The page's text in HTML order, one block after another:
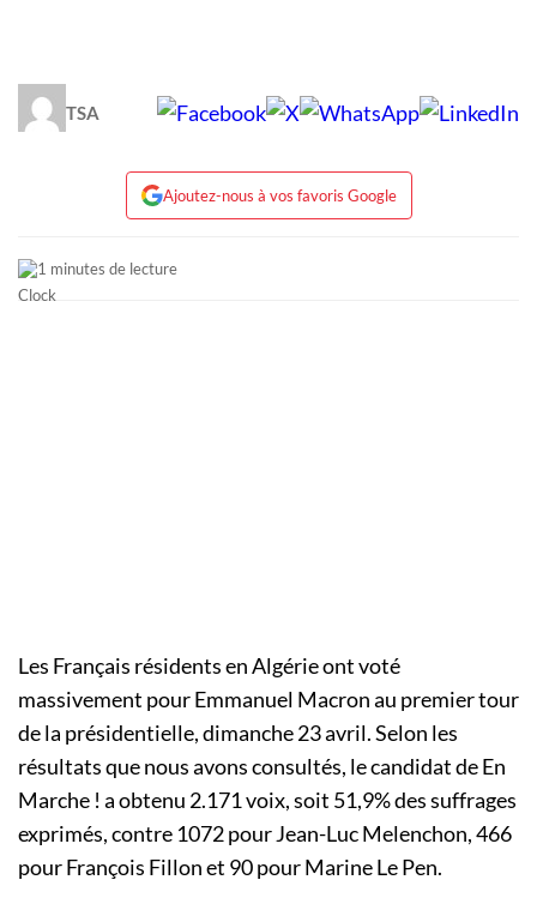
TSA
Ajoutez-nous à vos favoris Google
1 minutes de lecture
Les Français résidents en Algérie ont voté
massivement pour Emmanuel Macron au premier tour
de la présidentielle, dimanche 23 avril. Selon les
résultats que nous avons consultés, le candidat de En
Marche ! a obtenu 2.171 voix, soit 51,9% des suffrages
exprimés, contre 1072 pour Jean-Luc Melenchon, 466
pour François Fillon et 90 pour Marine Le Pen.